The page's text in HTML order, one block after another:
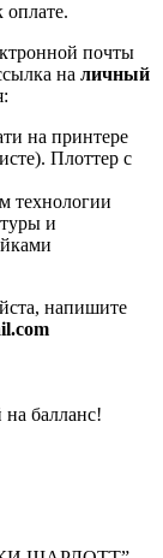
почты
на личный
на принтере
Плоттер с
технологии
и
напишите
балланс!